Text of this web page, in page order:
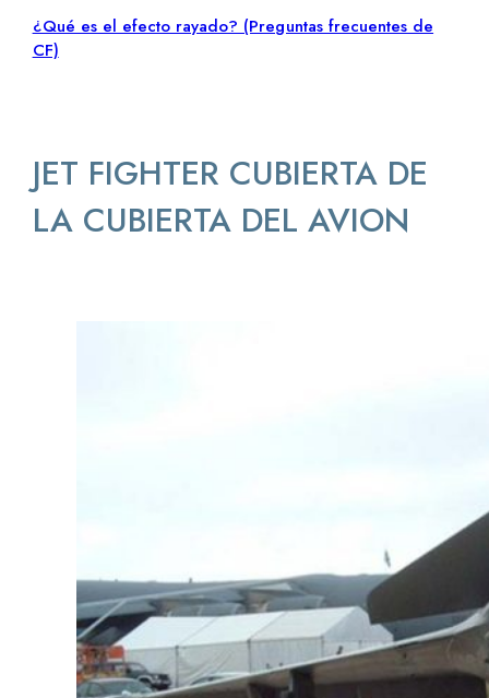
¿Qué es el efecto rayado? (Preguntas frecuentes de
CF)
JET FIGHTER CUBIERTA DE
LA CUBIERTA DEL AVION